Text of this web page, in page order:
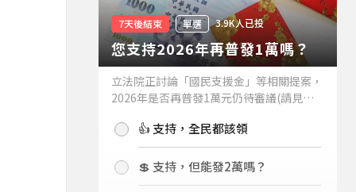
7天後結束 單選 3.9K人已投
您支持2026年再普發1萬嗎？
立法院正討論「國民支援金」等相關提案，
2026年是否再普發1萬元仍待審議(請見下
持嗎？👍 支持，全民都該領
💲 支持，但能發2萬嗎？